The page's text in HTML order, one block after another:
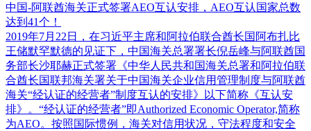
中国-阿联酋海关正式签署AEO互认安排，AEO互认国家总数
达到41个！
2019年7月22日，在习近平主席和阿拉伯联合酋长国阿布扎比
王储默罕默德的见证下，中国海关总署署长倪岳峰与阿联酋国
务部长沙耶赫正式签署《中华人民共和国海关总署和阿拉伯联
合酋长国联邦海关署关于中国海关企业信用管理制度与阿联酋
海关“经认证的经营者”制度互认的安排》以下简称《互认安
排》。“经认证的经营者”即Authorized Economic Operator,简称
为AEO。按照国际惯例，海关对信用状况，守法程度和安全